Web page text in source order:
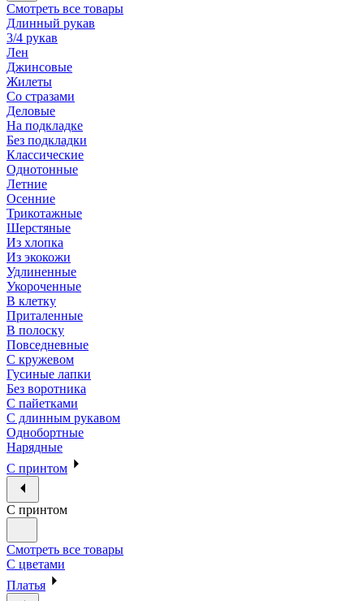
Смотреть все товары
Длинный рукав
3/4 рукав
Лен
Джинсовые
Жилеты
Со стразами
Деловые
На подкладке
Без подкладки
Классические
Однотонные
Летние
Осенние
Трикотажные
Шерстяные
Из хлопка
Из экокожи
Удлиненные
Укороченные
В клетку
Приталенные
В полоску
Повседневные
С кружевом
Гусиные лапки
Без воротника
С пайетками
С длинным рукавом
Однобортные
Нарядные
С принтом
С принтом
Смотреть все товары
С цветами
Платья